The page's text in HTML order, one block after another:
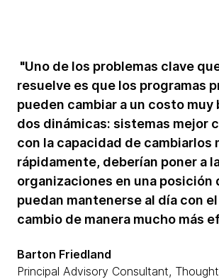
"Uno de los problemas clave
resuelve es que los programas
pueden cambiar a un costo muy
dos dinámicas: sistemas mejor
con la capacidad de cambiarlos
rápidamente, deberían poner a
organizaciones en una posición
puedan mantenerse al día con
cambio de manera mucho más
Barton Friedland
Principal Advisory Consultant,